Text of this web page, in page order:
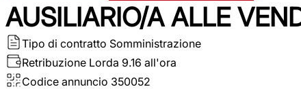
AUSILIARIO/A ALLE
Tipo di contratto Somministrazione
Retribuzione Lorda 9.16 all'ora
Codice annuncio 350052